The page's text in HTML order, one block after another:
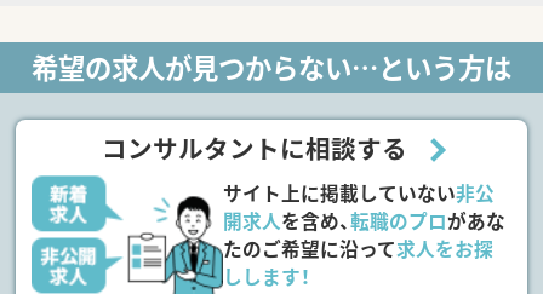
希望の求人が見つからない…という方は
コンサルタントに相談する
サイト上に掲載していない非公
開求人を含め、転職のプロがあな
たのご希望に沿って求人をお探
しします！